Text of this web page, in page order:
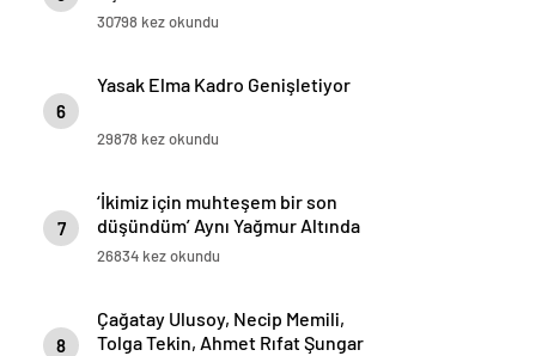
Renkleri
30798 kez okundu
6
Yasak Elma Kadro Genişletiyor
29878 kez okundu
7
‘İkimiz için muhteşem bir son
düşündüm’ Aynı Yağmur Altında
Yeni Bölümüyle Bu Akşam
26834 kez okundu
8
Çağatay Ulusoy, Necip Memili,
Tolga Tekin, Ahmet Rıfat Şungar